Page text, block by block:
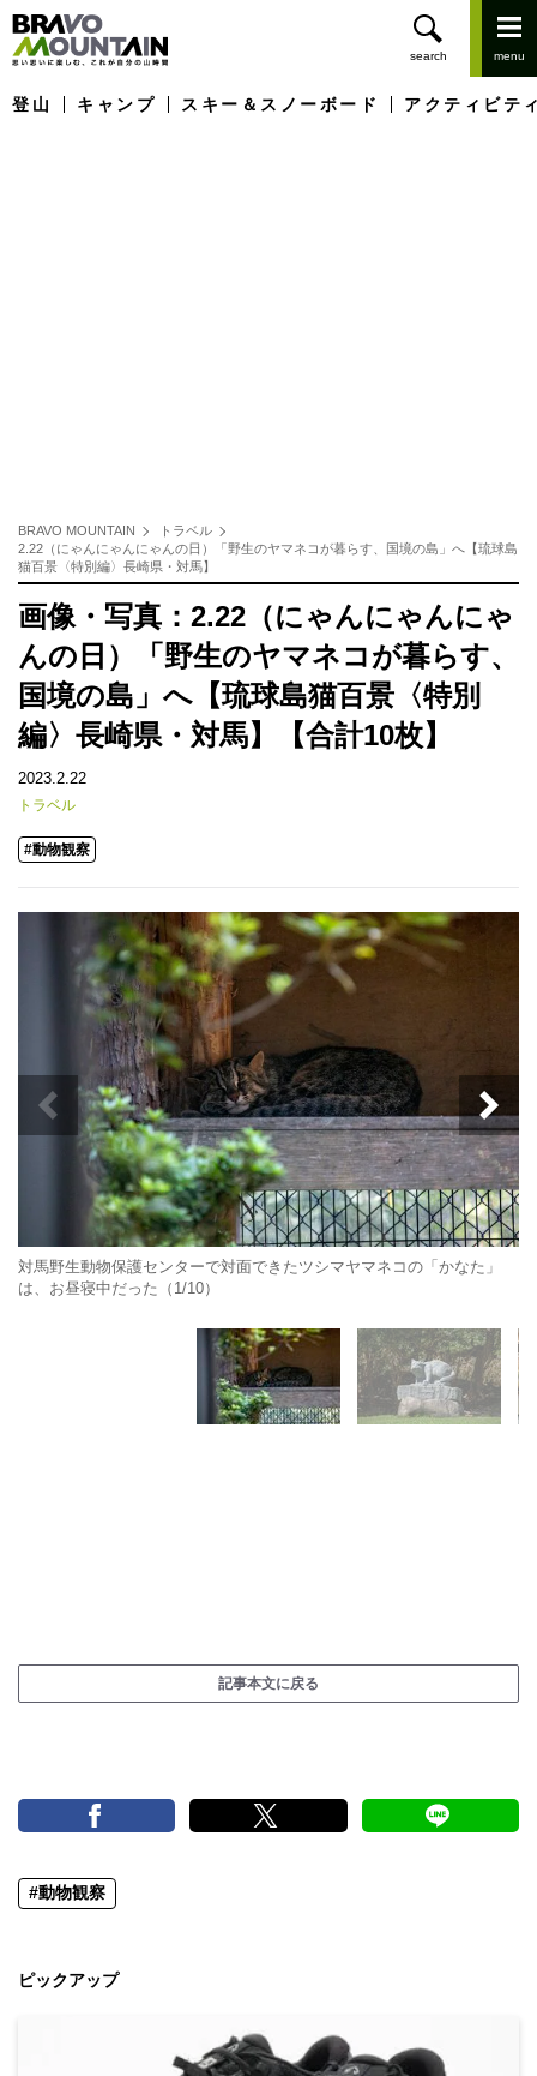
登山 キャンプ スキー＆スノーボード アクティビテ
BRAVO MOUNTAIN
トラベル
2.22（にゃんにゃんにゃんの日）「野生のヤマネコが暮らす、国境の島」へ【琉球島
猫百景〈特別編〉長崎県・対馬】
画像・写真：2.22（にゃんにゃんにゃ
んの日）「野生のヤマネコが暮らす、
国境の島」へ【琉球島猫百景〈特別
編〉長崎県・対馬】【合計10枚】
2023.2.22
トラベル
#動物観察
対馬野生動物保護センターで対面できたツシマヤマネコの「かなた」
は、お昼寝中だった（1/10）
記事本文に戻る
#動物観察
ピックアップ